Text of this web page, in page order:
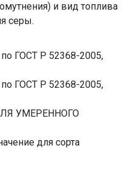
и вид топлива
серы.
ГОСТ Р 52368-2005,
ГОСТ Р 52368-2005,
УМЕРЕННОГО
для сорта